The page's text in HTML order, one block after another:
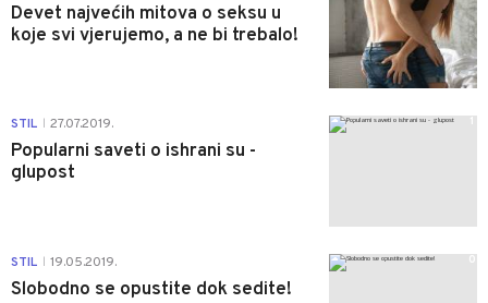
Devet najvećih mitova o seksu u
koje svi vjerujemo, a ne bi trebalo!
STIL 27.07.2019.
Popularni saveti o ishrani su -
glupost
1
STIL 19.05.2019.
Slobodno se opustite dok sedite!
0